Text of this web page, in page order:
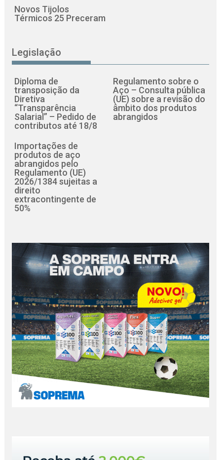
Novos Tijolos
Térmicos 25 Preceram
Legislação
Diploma de
transposição da
Diretiva
“Transparência
Salarial” – Pedido de
contributos até 18/8
Regulamento sobre o
Aço – Consulta pública
(UE) sobre a revisão do
âmbito dos produtos
abrangidos
Importações de
produtos de aço
abrangidos pelo
Regulamento (UE)
2026/1384 sujeitas a
direito
extracontingente de
50%